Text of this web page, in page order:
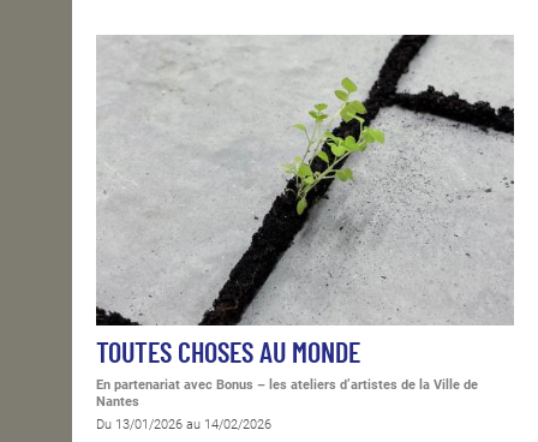
OPEN SCHOOL
CONTACTS
TOUTES CHOSES AU MONDE
En partenariat avec Bonus – les ateliers d’artistes de la Ville de
Nantes
Du 13/01/2026 au 14/02/2026